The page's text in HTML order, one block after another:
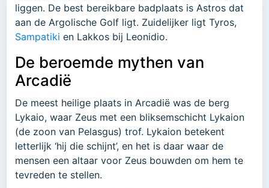
liggen. De best bereikbare badplaats is Astros dat
aan de Argolische Golf ligt. Zuidelijker ligt Tyros,
Sampatiki en Lakkos bij Leonidio.
De beroemde mythen van
Arcadië
De meest heilige plaats in Arcadië was de berg
Lykaio, waar Zeus met een bliksemschicht Lykaion
(de zoon van Pelasgus) trof. Lykaion betekent
letterlijk ‘hij die schijnt’, en het is daar waar de
mensen een altaar voor Zeus bouwden om hem te
tevreden te stellen.